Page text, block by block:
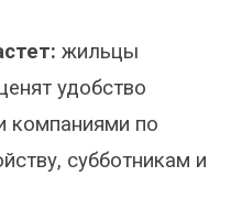
жильцы
удобство
компаниями по
субботникам и